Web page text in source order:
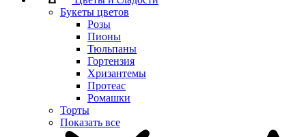
Букеты цветов
Розы
Пионы
Тюльпаны
Гортензия
Хризантемы
Протеас
Ромашки
Торты
Показать все